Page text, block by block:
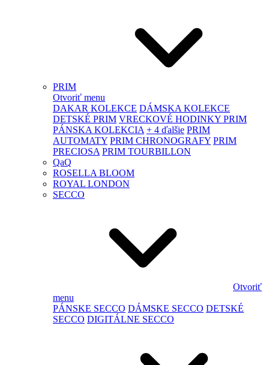
PRIM
Otvoriť menu
DAKAR KOLEKCE DÁMSKA KOLEKCE
DETSKÉ PRIM VRECKOVÉ HODINKY PRIM
PÁNSKA KOLEKCIA + 4 ďalšie PRIM
AUTOMATY PRIM CHRONOGRAFY PRIM
PRECIOSA PRIM TOURBILLON
QaQ
ROSELLA BLOOM
ROYAL LONDON
SECCO
Otvoriť
menu
PÁNSKE SECCO DÁMSKE SECCO DETSKÉ
SECCO DIGITÁLNE SECCO